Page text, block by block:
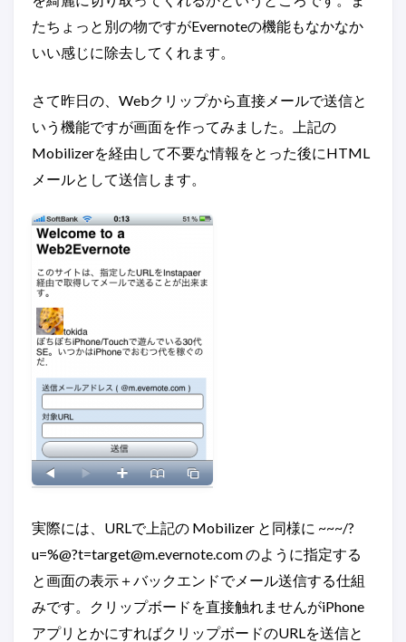
たちょっと別の物ですがEvernoteの機能もなかなか
いい感じに除去してくれます。
さて昨日の、Webクリップから直接メールで送信と
いう機能ですが画面を作ってみました。上記の
Mobilizerを経由して不要な情報をとった後にHTML
メールとして送信します。
実際には、URLで上記の Mobilizer と同様に ~~~/?
u=%@?t=target@m.evernote.comのように指定する
と画面の表示＋バックエンドでメール送信する仕組
みです。クリップボードを直接触れませんがiPhone
アプリとかにすればクリップボードのURLを送信と